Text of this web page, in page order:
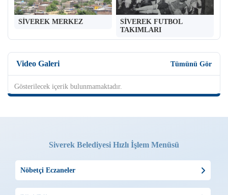
SİVEREK MERKEZ
SİVEREK FUTBOL
TAKIMLARI
Video Galeri Tümünü Gör
Gösterilecek içerik bulunmamaktadır.
Siverek Belediyesi Hızlı İşlem Menüsü
Nöbetçi Eczaneler